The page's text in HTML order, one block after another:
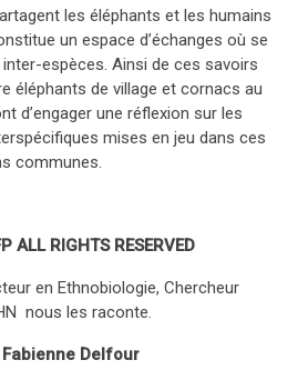
les éléphants et les humains
un espace d’échanges où se
espèces. Ainsi de ces savoirs
éléphants de village et cornacs au
d’engager une réflexion sur les
mises en jeu dans ces
communes.
ALL RIGHTS RESERVED
en Ethnobiologie, Chercheur
nous les raconte.
Fabienne Delfour